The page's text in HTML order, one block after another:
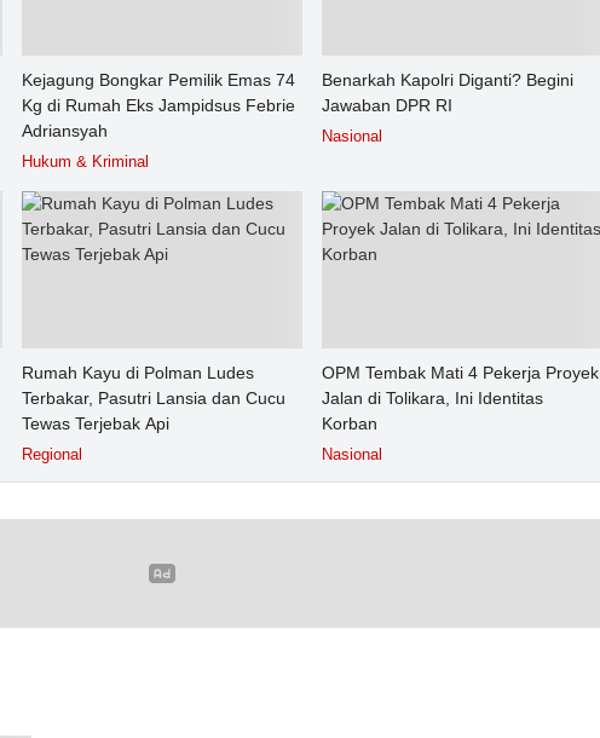
Kejagung Bongkar Pemilik Emas 74
Kg di Rumah Eks Jampidsus Febrie
Adriansyah
Hukum & Kriminal
Benarkah Kapolri Diganti? Begini
Jawaban DPR RI
Nasional
Rumah Kayu di Polman Ludes
Terbakar, Pasutri Lansia dan Cucu
Tewas Terjebak Api
Regional
OPM Tembak Mati 4 Pekerja Proyek
Jalan di Tolikara, Ini Identitas
Korban
Nasional